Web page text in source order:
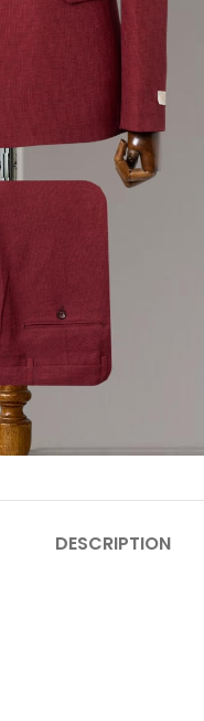
DESCRIPTION